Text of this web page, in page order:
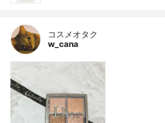
コスメオタク
w_cana